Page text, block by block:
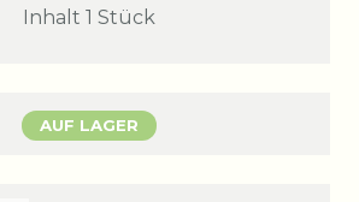
Inhalt 1 Stück
AUF LAGER